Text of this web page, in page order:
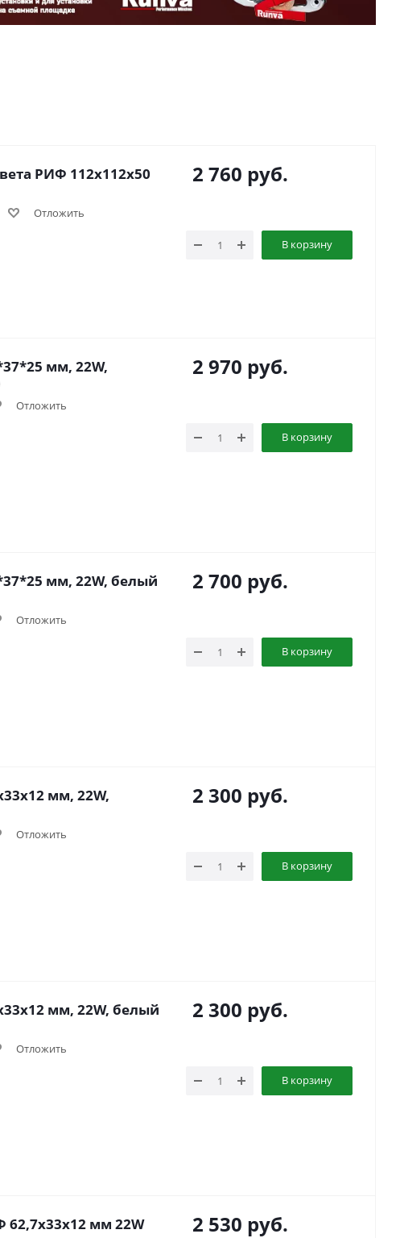
РИФ 112x112x50
Отложить
2 760 руб.
В корзину
мм, 22W,
Отложить
2 970 руб.
В корзину
мм, 22W, белый
Отложить
2 700 руб.
В корзину
мм, 22W,
Отложить
2 300 руб.
В корзину
мм, 22W, белый
Отложить
2 300 руб.
В корзину
62,7x33x12 мм 22W
2 530 руб.